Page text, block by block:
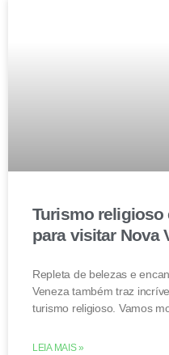
Turismo religioso
para visitar Nova
Repleta de belezas e
Veneza também traz
turismo religioso. Vamos
LEIA MAIS »